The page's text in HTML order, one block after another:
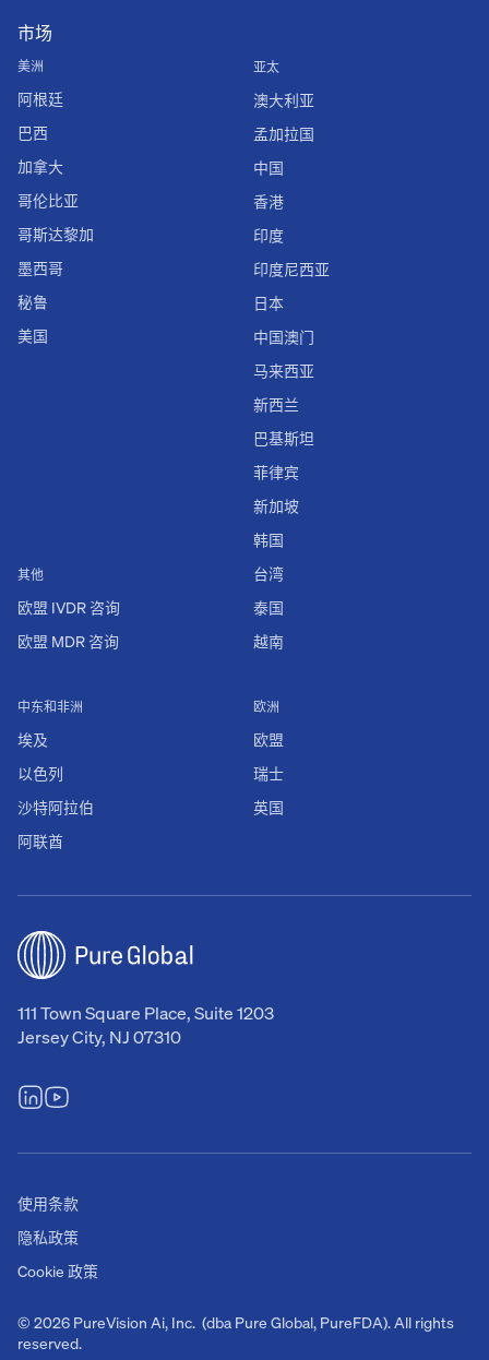
111 Town Square Place, Suite 1203
Jersey City, NJ 07310
市场
美洲
阿根廷
巴西
加拿大
哥伦比亚
哥斯达黎加
墨西哥
秘鲁
美国
其他
欧盟 IVDR 咨询
欧盟 MDR 咨询
欧洲
欧盟
瑞士
英国
中东和非洲
埃及
以色列
沙特阿拉伯
阿联酋
亚太
澳大利亚
孟加拉国
中国
香港
印度
印度尼西亚
日本
中国澳门
马来西亚
新西兰
巴基斯坦
菲律宾
新加坡
韩国
台湾
泰国
越南
© 2026 PureVision Ai, Inc. (dba Pure Global, PureFDA). All rights
reserved.
使用条款
隐私政策
Cookie 政策